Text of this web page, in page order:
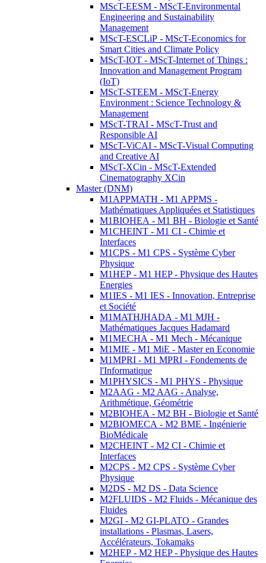
MScT-EESM - MScT-Environmental
Engineering and Sustainability
Management
MScT-ESCLiP - MScT-Economics for
Smart Cities and Climate Policy
MScT-IOT - MScT-Internet of Things :
Innovation and Management Program
(IoT)
MScT-STEEM - MScT-Energy
Environment : Science Technology &
Management
MScT-TRAI - MScT-Trust and
Responsible AI
MScT-ViCAI - MScT-Visual Computing
and Creative AI
MScT-XCin - MScT-Extended
Cinematography XCin
Master (DNM)
M1APPMATH - M1 APPMS -
Mathématiques Appliquées et Statistiques
M1BIOHEA - M1 BH - Biologie et Santé
M1CHEINT - M1 CI - Chimie et
Interfaces
M1CPS - M1 CPS - Système Cyber
Physique
M1HEP - M1 HEP - Physique des Hautes
Energies
M1IES - M1 IES - Innovation, Entreprise
et Société
M1MATHJHADA - M1 MJH -
Mathématiques Jacques Hadamard
M1MECHA - M1 Mech - Mécanique
M1MIE - M1 MiE - Master en Economie
M1MPRI - M1 MPRI - Fondements de
l'Informatique
M1PHYSICS - M1 PHYS - Physique
M2AAG - M2 AAG - Analyse,
Arithmétique, Géométrie
M2BIOHEA - M2 BH - Biologie et Santé
M2BIOMECA - M2 BME - Ingénierie
BioMédicale
M2CHEINT - M2 CI - Chimie et
Interfaces
M2CPS - M2 CPS - Système Cyber
Physique
M2DS - M2 DS - Data Science
M2FLUIDS - M2 Fluids - Mécanique des
Fluides
M2GI - M2 GI-PLATO - Grandes
installations - Plasmas, Lasers,
Accélérateurs, Tokamaks
M2HEP - M2 HEP - Physique des Hautes